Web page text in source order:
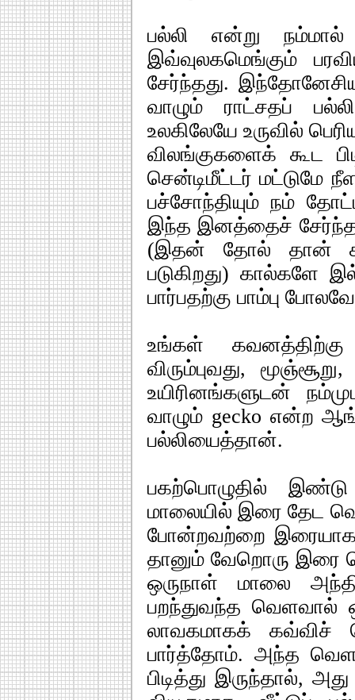
பல்லி என்று நம்மால்
இவ்வுலகமெங்கும்
சேர்ந்தது.
வாழும் ராட்சதப்
உலகிலேயே உருவில்
விலங்குகளைக் கூட
சென்டிமீட்டர் மட்டுமே
பச்சோந்தியும் நம்
இந்த இனத்தைச்
(இதன் தோல் தான்
படுகிறது) கால்களே
பார்பதற்கு பாம்பு
உங்கள்
விரும்புவது,
உயிரினங்களுடன்
வாழும் gecko என்ற
பல்லியைத்தான்.
பகற்பொழுதில் இண்டு
மாலையில் இரை தேட
போன்றவற்றை
தானும் வேறொரு இரை
ஒருநாள் மாலை
பறந்துவந்த வெளவால்
லாவகமாகக் கவ்விச்
பார்த்தோம். அந்த
பிடித்து இருந்தால்,